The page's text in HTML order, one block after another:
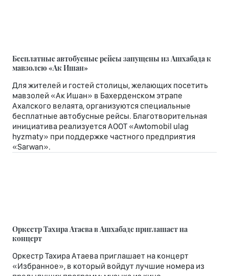
оценки рисков для безопасности полётов.
Бесплатные автобусные рейсы запущены из Ашхабада к
мавзолею «Ак Ишан»
«Sarwan».